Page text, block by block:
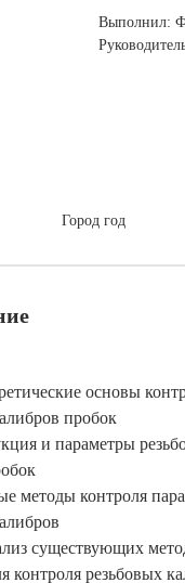
Выполнил:
Город год
основы
пробок
и параметры
методы контроля
существующих
контроля резьбовых